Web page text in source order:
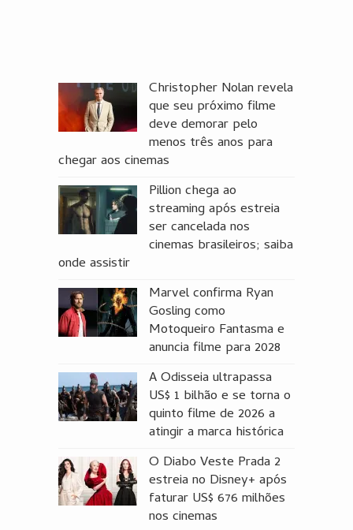
Christopher Nolan revela
que seu próximo filme
deve demorar pelo
menos três anos para
chegar aos cinemas
Pillion chega ao
streaming após estreia
ser cancelada nos
cinemas brasileiros; saiba
onde assistir
Marvel confirma Ryan
Gosling como
Motoqueiro Fantasma e
anuncia filme para 2028
A Odisseia ultrapassa
US$ 1 bilhão e se torna o
quinto filme de 2026 a
atingir a marca histórica
O Diabo Veste Prada 2
estreia no Disney+ após
faturar US$ 676 milhões
nos cinemas